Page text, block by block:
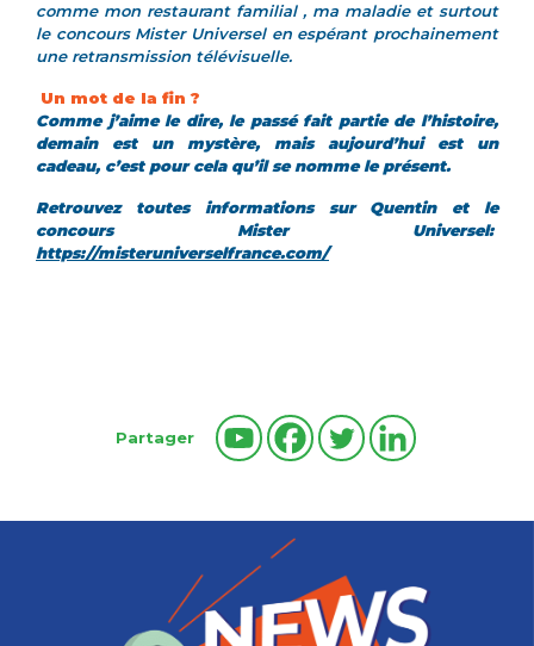
comme mon restaurant familial , ma maladie et surtout
le concours Mister Universel en espérant prochainement
une retransmission télévisuelle.
Un mot de la fin ?
Comme j’aime le dire, le passé fait partie de l’histoire,
demain est un mystère, mais aujourd’hui est un
cadeau, c’est pour cela qu’il se nomme le présent.
Retrouvez toutes informations sur Quentin et le
concours Mister Universel:
https://misteruniverselfrance.com/
Partager